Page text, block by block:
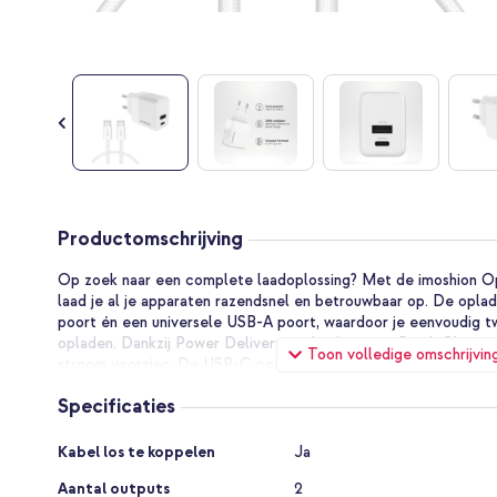
naar
het
begin
van
afbeeldingen-
gallerij
Productomschrijving
Toon volledige
Op zoek naar een complete laadoplossing? Met de imoshion
laad je al je apparaten razendsnel en betrouwbaar op. De
poort én een universele USB-A poort, waardoor je eenvoudig
opladen. Dankzij Power Delivery technologie en Quick
stroom voorzien. De USB-C poort levert maar liefst 35W!
De meegeleverde gevlochten USB-C naar USB-C kabel is
dagelijks gebruik. Met een vermogen tot 60W ondersteunt de
video’s over. Het nylon gevlochten ontwerp voorkomt knopen,
voor extra flexibiliteit zorgt.
Specificaties
Specificaties
Kabel los te koppelen
Ja
Aantal outputs
2